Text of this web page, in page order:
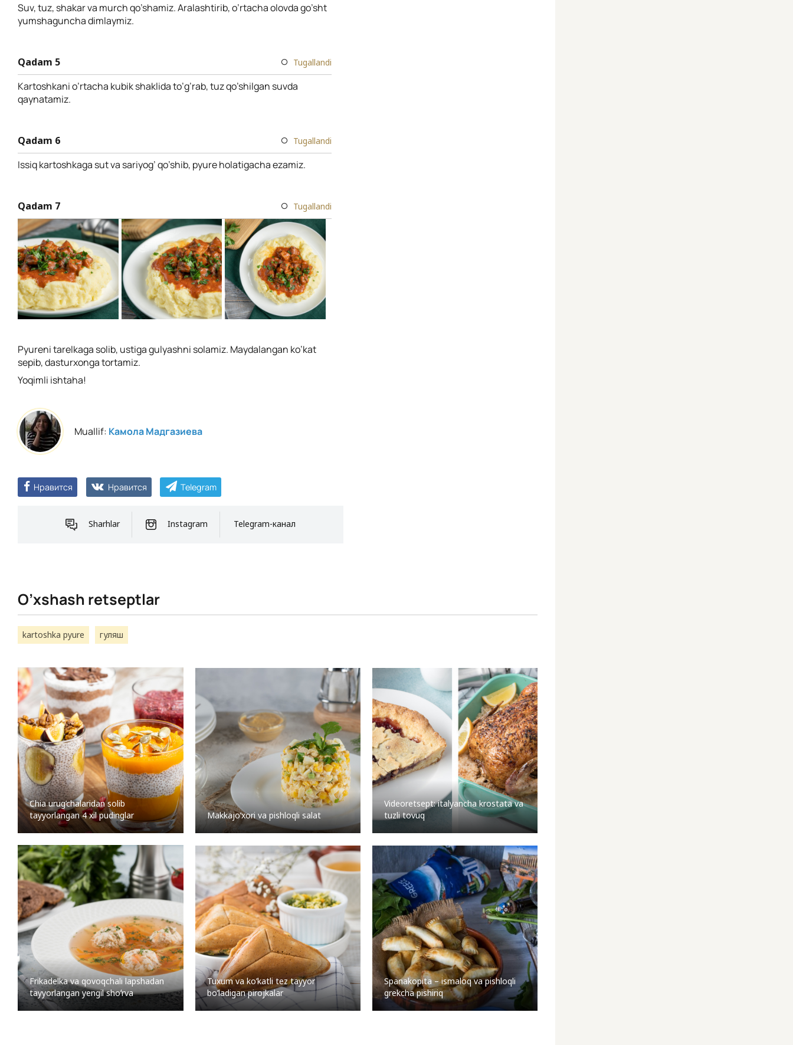
Suv, tuz, shakar va murch qo’shamiz. Aralashtirib, o’rtacha olovda go’sht
yumshaguncha dimlaymiz.
Qadam 5 Tugallandi
Kartoshkani o’rtacha kubik shaklida to’g’rab, tuz qo’shilgan suvda
qaynatamiz.
Qadam 6 Tugallandi
Issiq kartoshkaga sut va sariyog’ qo’shib, pyure holatigacha ezamiz.
Qadam 7 Tugallandi
Pyureni tarelkaga solib, ustiga gulyashni solamiz. Maydalangan ko’kat
sepib, dasturxonga tortamiz.
Yoqimli ishtaha!
Muallif: Камола Мадгазиева
Нравится Нравится Telegram
Sharhlar Instagram Telegram-канал
O’xshash retseptlar
kartoshka pyure гуляш
Chia urug’chalaridan solib
tayyorlangan 4 xil pudinglar
Makkajo’xori va pishloqli salat
Videoretsept: italyancha krostata va
tuzli tovuq
Frikadelka va qovoqchali lapshadan
tayyorlangan yengil shoʻrva
Tuxum va ko’katli tez tayyor
bo’ladigan pirojkalar
Spanakopita – ismaloq va pishloqli
grekcha pishiriq